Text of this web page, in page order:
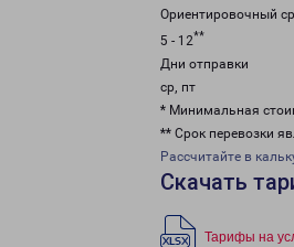
Ориентировочный
5 - 12**
Дни отправки
ср, пт
* Минимальная
** Срок перевозки
Рассчитайте в
Скачать
Тарифы на